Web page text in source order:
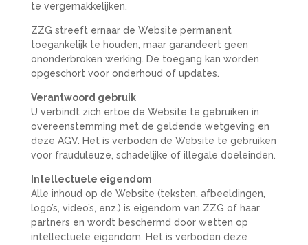
te vergemakkelijken.
ZZG streeft ernaar de Website permanent
toegankelijk te houden, maar garandeert geen
ononderbroken werking. De toegang kan worden
opgeschort voor onderhoud of updates.
Verantwoord gebruik
U verbindt zich ertoe de Website te gebruiken in
overeenstemming met de geldende wetgeving en
deze AGV. Het is verboden de Website te gebruiken
voor frauduleuze, schadelijke of illegale doeleinden.
Intellectuele eigendom
Alle inhoud op de Website (teksten, afbeeldingen,
logo’s, video’s, enz.) is eigendom van ZZG of haar
partners en wordt beschermd door wetten op
intellectuele eigendom. Het is verboden deze